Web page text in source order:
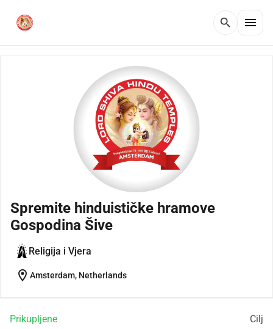
search menu
Spremite hinduističke hramove
Gospodina Šive
Religija i Vjera
location_on Amsterdam, Netherlands
Prikupljene Cilj